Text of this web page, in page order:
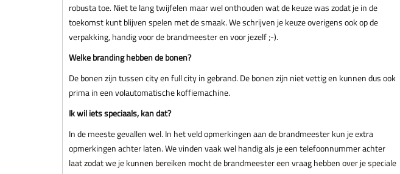
robusta toe. Niet te lang twijfelen maar wel onthouden wat de keuze was zodat je in de
toekomst kunt blijven spelen met de smaak. We schrijven je keuze overigens ook op de
verpakking, handig voor de brandmeester en voor jezelf ;-).
Welke branding hebben de bonen?
De bonen zijn tussen city en full city in gebrand. De bonen zijn niet vettig en kunnen dus ook
prima in een volautomatische koffiemachine.
Ik wil iets speciaals, kan dat?
In de meeste gevallen wel. In het veld opmerkingen aan de brandmeester kun je extra
opmerkingen achter laten. We vinden vaak wel handig als je een telefoonnummer achter
laat zodat we je kunnen bereiken mocht de brandmeester een vraag hebben over je speciale